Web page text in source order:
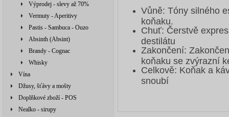
Výprodej - slevy až 70%
Vermuty - Aperitivy
Pastis - Sambuca - Ouzo
Absinth (Absint)
Brandy - Cognac
Whisky
Vína
Džusy, šťávy a mošty
Doplňkové zboží - POS
Nealko - sirupy
Vůně: Tóny silného
koňaku.
Chuť: Čerstvě
destilátu
Zakončení:
koňaku se zvýrazní
Celkově: Koňak a
snoubí